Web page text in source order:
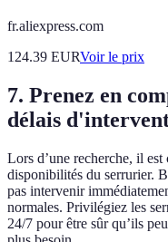
fr.aliexpress.com
124.39 EURVoir le prix
7. Prenez en
délais
Lors d’une recherche, il
disponibilités du serrurier.
pas intervenir
normales. Privilégiez les
24/7 pour être sûr qu’ils